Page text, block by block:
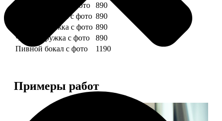
Желтая кружка с фото
890
Зеленая кружка с фото 890
Голубая кружка с фото 890
Черная кружка с фото
890
Пивной бокал с фото
1190
Примеры работ